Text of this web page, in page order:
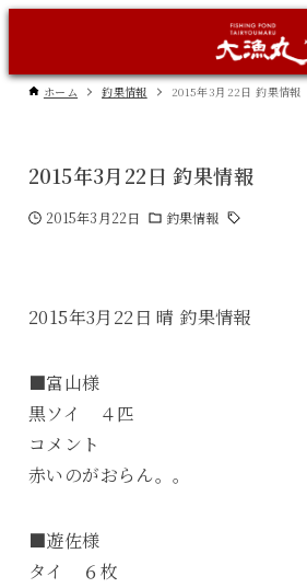
ホーム 釣果情報 2015年3月22日 釣果情報
2015年3月22日 釣果情報
2015年3月22日 釣果情報
2015年3月22日 晴 釣果情報
■富山様
黒ソイ ４匹
コメント
赤いのがおらん。。
■遊佐様
タイ ６枚